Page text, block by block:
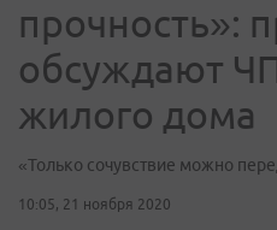
прочность»:
обсуждают
жилого дома
«Только сочувствие можно
10:05, 21 ноября 2020